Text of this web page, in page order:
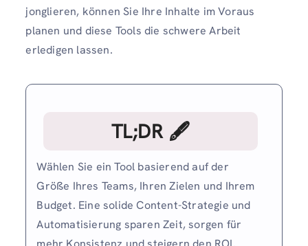
jonglieren, können Sie Ihre Inhalte im Voraus
planen und diese Tools die schwere Arbeit
erledigen lassen.
TL;DR 🖋
Wählen Sie ein Tool basierend auf der
Größe Ihres Teams, Ihren Zielen und Ihrem
Budget. Eine solide Content-Strategie und
Automatisierung sparen Zeit, sorgen für